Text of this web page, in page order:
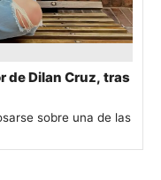
de Dilan Cruz, tras
sobre una de las